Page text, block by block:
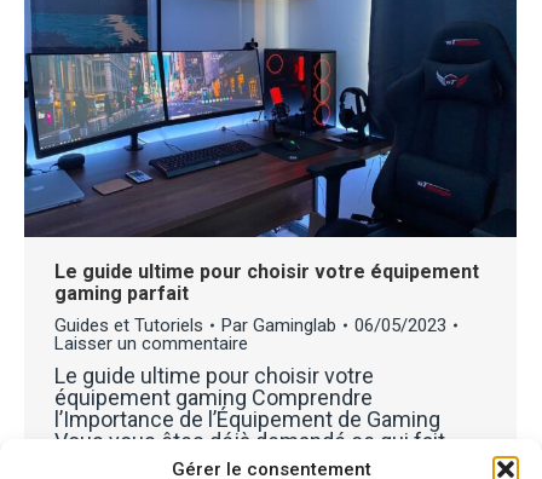
Gérer le consentement
Le guide ultime pour choisir votre équipement
gaming parfait
Guides et Tutoriels Par Gaminglab
06/05/2023
Laisser un commentaire
Le guide ultime pour choisir votre
équipement gaming Comprendre
l’Importance de l’Équipement de Gaming
Vous vous êtes déjà demandé ce qui fait
toute la différence dans une expérience de